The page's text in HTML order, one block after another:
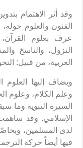
وقد أثر الاهتمام
الفنون والعلوم
عرف بعلوم
النزول، والناسخ
العربية، من قبيل:
ويضاف إليها
وعلم الكلام، وعلوم
السيرة النبوية وما
الإسلامي. وقد
لدى المسلمين،
فيها أيضاً حركة